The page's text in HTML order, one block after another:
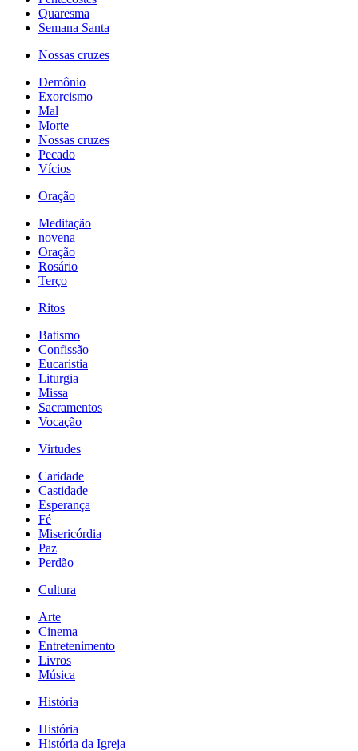
Quaresma
Semana Santa
Nossas cruzes
Demônio
Exorcismo
Mal
Morte
Nossas cruzes
Pecado
Vícios
Oração
Meditação
novena
Oração
Rosário
Terço
Ritos
Batismo
Confissão
Eucaristia
Liturgia
Missa
Sacramentos
Vocação
Virtudes
Caridade
Castidade
Esperança
Fé
Misericórdia
Paz
Perdão
Cultura
Arte
Cinema
Entretenimento
Livros
Música
História
História
História da Igreja